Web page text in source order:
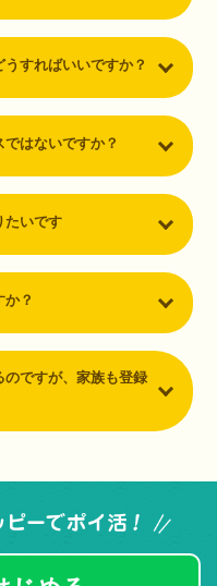
すればいいですか？
はないですか？
たいです
？
ですが、家族も登録